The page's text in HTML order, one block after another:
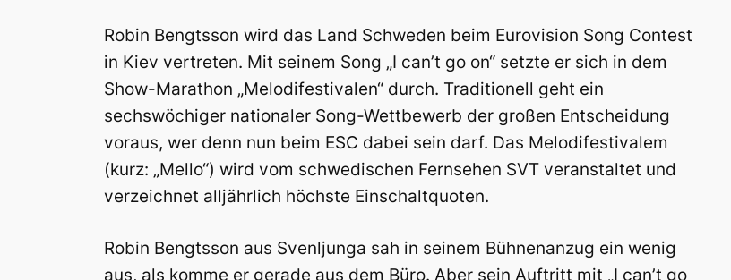
Robin Bengtsson wird das Land Schweden beim Eurovision Song Contest
in Kiev vertreten. Mit seinem Song „I can’t go on“ setzte er sich in dem
Show-Marathon „Melodifestivalen“ durch. Traditionell geht ein
sechswöchiger nationaler Song-Wettbewerb der großen Entscheidung
voraus, wer denn nun beim ESC dabei sein darf. Das Melodifestivalem
(kurz: „Mello“) wird vom schwedischen Fernsehen SVT veranstaltet und
verzeichnet alljährlich höchste Einschaltquoten.
Robin Bengtsson aus Svenljunga sah in seinem Bühnenanzug ein wenig
aus, als komme er gerade aus dem Büro. Aber sein Auftritt mit „I can’t go